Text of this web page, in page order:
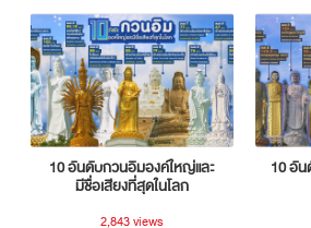
10 อันดับกวนอิมองค์ใหญ่และ
มีชื่อเสียงที่สุดในโลก
2,843 views
10 อัน